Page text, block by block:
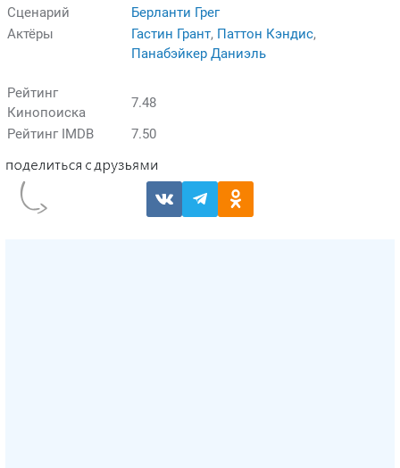
Сценарий
Берланти Грег
Актёры
Гастин Грант, Паттон Кэндис,
Панабэйкер Даниэль
Рейтинг
Кинопоиска
7.48
Рейтинг IMDB
7.50